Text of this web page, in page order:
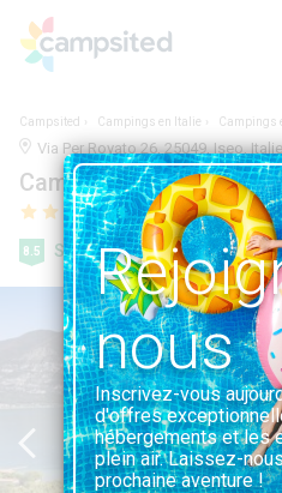
Campsited Campings en Italie Campings
Via Per Rovato 26, 25049, Iseo, Italie | BRESCIA,
Camping Del Sole
8.5 Super 143 avis
nous
Inscrivez-vous
d'offres
hébergements et les
plein air. Laissez-
prochaine aventure !